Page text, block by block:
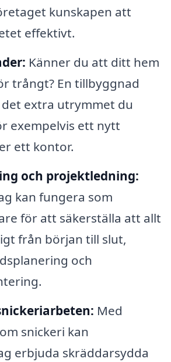
kunskapen att
effektivt.
Känner du att ditt hem
trångt? En tillbyggnad
extra utrymmet du
exempelvis ett nytt
ett kontor.
och projektledning:
kan fungera som
för att säkerställa att allt
från början till slut,
och
Med
snickeri kan
erbjuda skräddarsydda